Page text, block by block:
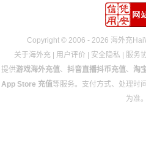
Copyright © 2006 - 2026 海外充
关于海外充 | 用户评价 | 安全隐私 | 服务
提供游戏海外充值、 抖音直播抖币充值、 淘
App Store 充值等服务。支付方式、处理时
为准。